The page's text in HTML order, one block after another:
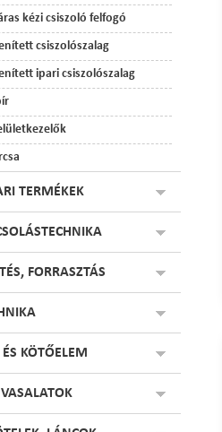
kézi csiszoló felfogó
csiszolószalag
ipari csiszolószalag
TERMÉKEK
FORRASZTÁS
ÉS KÖTŐELEM
VASALATOK